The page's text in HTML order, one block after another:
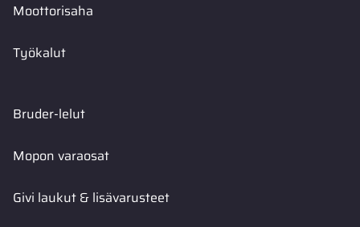
Moottorisaha
Työkalut
Bruder-lelut
Mopon varaosat
Givi laukut & lisävarusteet